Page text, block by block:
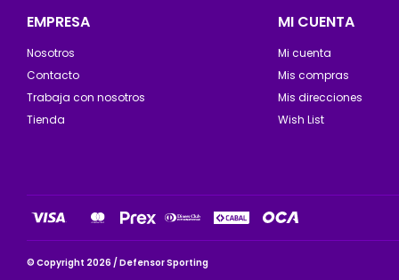
EMPRESA
Nosotros
Contacto
Trabaja con nosotros
Tienda
MI CUENTA
Mi cuenta
Mis compras
Mis direcciones
Wish List
© Copyright 2026 / Defensor Sporting